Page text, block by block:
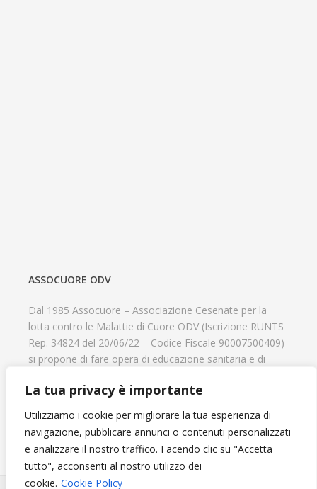
La tua privacy è importante
Utilizziamo i cookie per migliorare la tua esperienza di
navigazione, pubblicare annunci o contenuti personalizzati
e analizzare il nostro traffico. Facendo clic su "Accetta
tutto", acconsenti al nostro utilizzo dei
cookie. Cookie Policy
ASSOCUORE ODV
Dal 1985 Assocuore – Associazione Cesenate per la
lotta contro le Malattie di Cuore ODV (Iscrizione RUNTS
Rep. 34824 del 20/06/22 – Codice Fiscale 90007500409)
si propone di fare opera di educazione sanitaria e di
psicofisico di tutti coloro che hanno un problema